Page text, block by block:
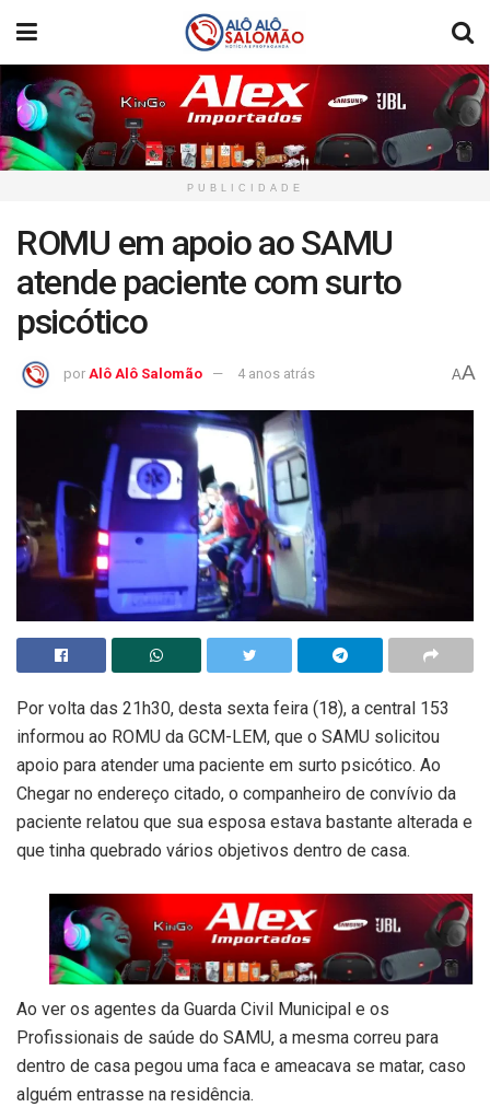
PUBLICIDADE
ROMU em apoio ao SAMU
atende paciente com surto
psicótico
por Alô Alô Salomão 4 anos atrás AA
Por volta das 21h30, desta sexta feira (18), a central 153
informou ao ROMU da GCM-LEM, que o SAMU solicitou
apoio para atender uma paciente em surto psicótico. Ao
Chegar no endereço citado, o companheiro de convívio da
paciente relatou que sua esposa estava bastante alterada e
que tinha quebrado vários objetivos dentro de casa.
Ao ver os agentes da Guarda Civil Municipal e os
Profissionais de saúde do SAMU, a mesma correu para
dentro de casa pegou uma faca e ameacava se matar, caso
alguém entrasse na residência.